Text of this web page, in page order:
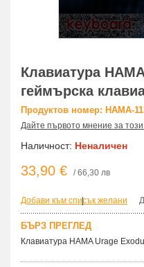
Клавиатура
геймърска
Продуктов номер: HAMA-
Дайте първото мнение за този
Наличност: Неналичен
33,90 € / 66,30 лв
Добави към списък желани
|
БЪРЗ ПРЕГЛЕД
Клавиатура HAMA Urage